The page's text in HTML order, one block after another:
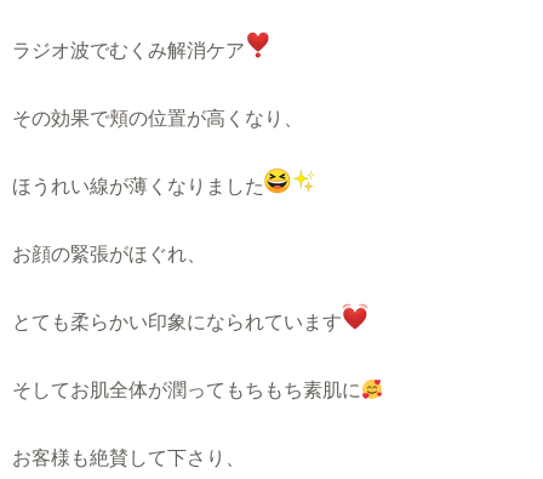
ラジオ波でむくみ解消ケア
その効果で頬の位置が高くなり、
ほうれい線が薄くなりました
お顔の緊張がほぐれ、
とても柔らかい印象になられています
そしてお肌全体が潤ってもちもち素肌に
お客様も絶賛して下さり、